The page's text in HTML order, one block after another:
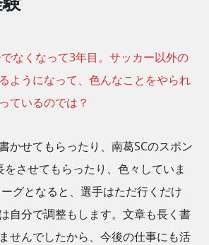
なくなって3年目。サッカー以外の
ようになって、色んなことをやられ
ているのでは？
かせてもらったり、南葛SCのスポン
させてもらったり、色々していま
グとなると、選手はただ行くだけ
自分で調整もします。文章も長く書
せんでしたから、今後の仕事にも活